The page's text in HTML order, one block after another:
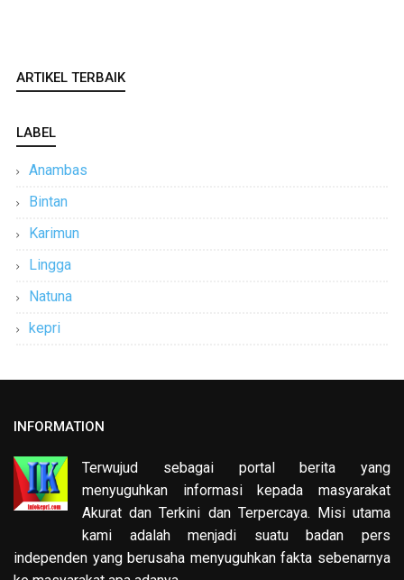
ARTIKEL TERBAIK
LABEL
Anambas
Bintan
Karimun
Lingga
Natuna
kepri
INFORMATION
Terwujud sebagai portal berita yang
menyuguhkan informasi kepada masyarakat
Akurat dan Terkini dan Terpercaya. Misi utama
kami adalah menjadi suatu badan pers
independen yang berusaha menyuguhkan fakta sebenarnya